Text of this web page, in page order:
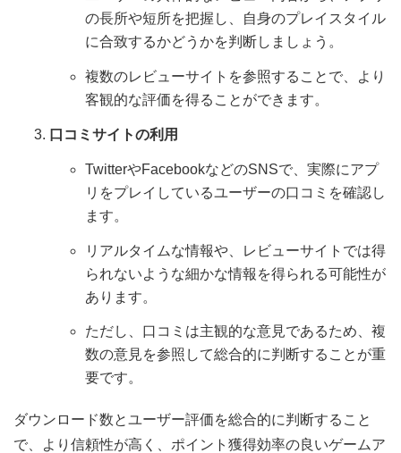
の長所や短所を把握し、自身のプレイスタイル
に合致するかどうかを判断しましょう。
複数のレビューサイトを参照することで、より
客観的な評価を得ることができます。
口コミサイトの利用
TwitterやFacebookなどのSNSで、実際にアプ
リをプレイしているユーザーの口コミを確認し
ます。
リアルタイムな情報や、レビューサイトでは得
られないような細かな情報を得られる可能性が
あります。
ただし、口コミは主観的な意見であるため、複
数の意見を参照して総合的に判断することが重
要です。
ダウンロード数とユーザー評価を総合的に判断すること
で、より信頼性が高く、ポイント獲得効率の良いゲームア